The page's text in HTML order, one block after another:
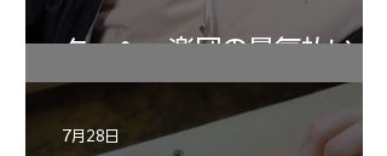
ターヘー楽団の暑気払い
7月28日